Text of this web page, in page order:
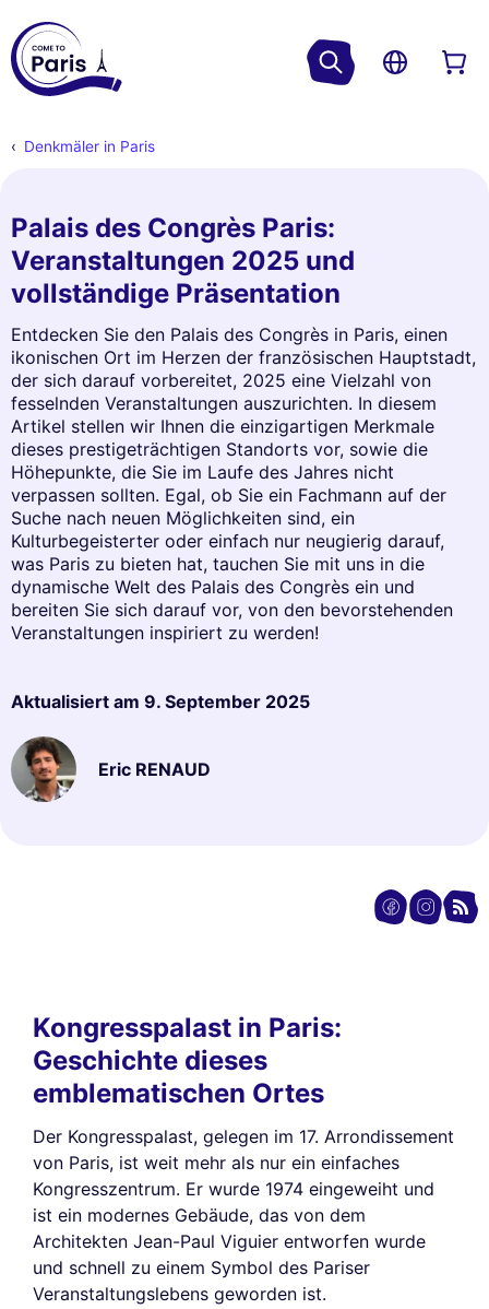
Denkmäler in Paris
Palais des Congrès Paris:
Veranstaltungen 2025 und
vollständige Präsentation
Entdecken Sie den Palais des Congrès in Paris, einen
ikonischen Ort im Herzen der französischen Hauptstadt,
der sich darauf vorbereitet, 2025 eine Vielzahl von
fesselnden Veranstaltungen auszurichten. In diesem
Artikel stellen wir Ihnen die einzigartigen Merkmale
dieses prestigeträchtigen Standorts vor, sowie die
Höhepunkte, die Sie im Laufe des Jahres nicht
verpassen sollten. Egal, ob Sie ein Fachmann auf der
Suche nach neuen Möglichkeiten sind, ein
Kulturbegeisterter oder einfach nur neugierig darauf,
was Paris zu bieten hat, tauchen Sie mit uns in die
dynamische Welt des Palais des Congrès ein und
bereiten Sie sich darauf vor, von den bevorstehenden
Veranstaltungen inspiriert zu werden!
Aktualisiert am 9. September 2025
Eric RENAUD
Kongresspalast in Paris:
Geschichte dieses
emblematischen Ortes
Der Kongresspalast, gelegen im 17. Arrondissement
von Paris, ist weit mehr als nur ein einfaches
Kongresszentrum. Er wurde 1974 eingeweiht und
ist ein modernes Gebäude, das von dem
Architekten Jean-Paul Viguier entworfen wurde
und schnell zu einem Symbol des Pariser
Veranstaltungslebens geworden ist.